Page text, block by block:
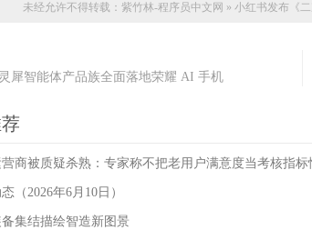
未经允许不得转载： 紫竹林-程序员中文网 » 小红书发布《
犀智能体产品族全面落地荣耀 AI 手机
商被质疑杀熟：专家称不把老用户满意度当考核指标
（2026年6月10日）
集结描绘智造新图景